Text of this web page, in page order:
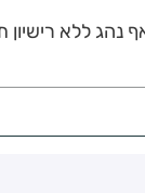
נהג ללא